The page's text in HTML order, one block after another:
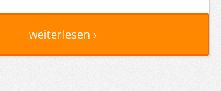
weiterlesen ›